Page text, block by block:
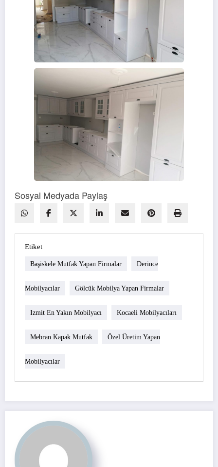
Sosyal Medyada Paylaş
Etiket
Başiskele Mutfak Yapan Firmalar Derince
Mobilyacılar Gölcük Mobilya Yapan Firmalar
Izmit En Yakın Mobilyacı Kocaeli Mobilyacıları
Mebran Kapak Mutfak Özel Üretim Yapan
Mobilyacılar